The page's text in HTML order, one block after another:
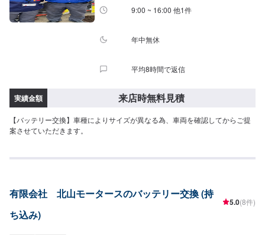
9:00 ~ 16:00 他1件
年中無休
平均8時間で返信
実績金額 来店時無料見積
【バッテリー交換】車種によりサイズが異なる為、車両を確認してからご提
案させていただきます。
有限会社 北山モータースのバッテリー交換 (持
ち込み)
5.0(8件)